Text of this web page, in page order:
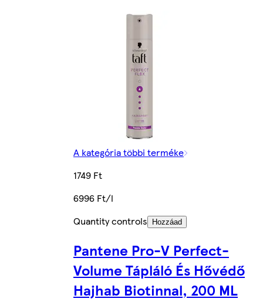
A kategória többi terméke
1749 Ft
6996 Ft/l
Quantity controls
Hozzáad
Pantene Pro-V Perfect-
Volume Tápláló És Hővédő
Hajhab Biotinnal, 200 ML